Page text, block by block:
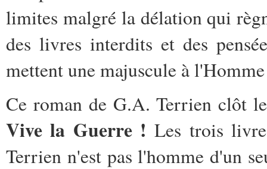
limites malgré la délation qui
des livres interdits et des
mettent une majuscule à
Ce roman de G.A. Terrien clôt
Vive la Guerre !Les trois
Terrien n'est pas l'homme d'un